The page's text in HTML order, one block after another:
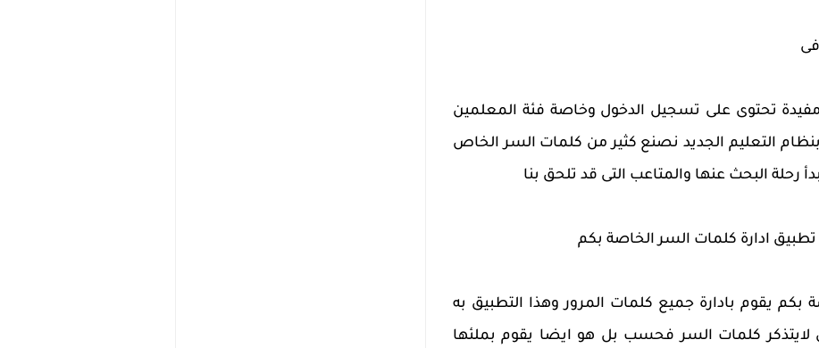
تحتوى على تسجيل الدخول وخاصة فئة المعلمين
التعليم الجديد نصنع كثير من كلمات السر الخاص
رحلة البحث عنها والمتاعب التى قد تلحق بنا
ادارة كلمات السر الخاصة بكم
بكم يقوم بادارة جميع كلمات المرور وهذا التطبيق به
لايتذكر كلمات السر فحسب بل هو ايضا يقوم بملئها